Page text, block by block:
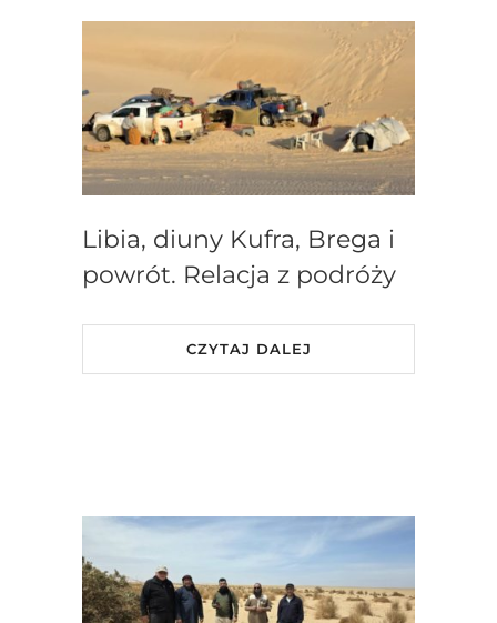
Libia, diuny Kufra, Brega i
powrót. Relacja z podróży
CZYTAJ DALEJ